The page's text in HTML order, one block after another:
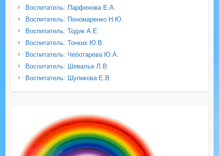
Воспитатель: Парфенова Е.А.
Воспитатель: Пономаренко Н.Ю.
Воспитатель: Тодик А.Е.
Воспитатель: Тонких Ю.В.
Воспитатель: Чеботарева Ю.А.
Воспитатель: Шевалье Л.В
Воспитатель: Шупикова Е.В.